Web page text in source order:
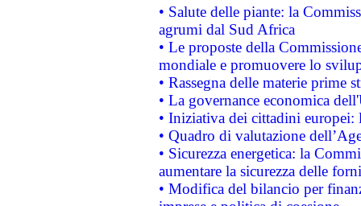
• Salute delle piante: la
agrumi dal Sud Africa
• Le proposte della
mondiale e promuovere lo
• Rassegna delle materie prime
• La governance economica
• Iniziativa dei cittadini
• Quadro di valutazione
• Sicurezza energetica: la
aumentare la sicurezza delle
• Modifica del bilancio per